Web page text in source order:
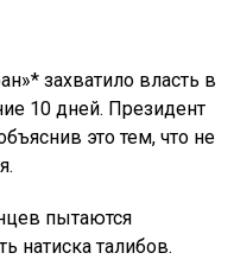
захватило власть в
10 дней. Президент
это тем, что не
пытаются
натиска талибов.